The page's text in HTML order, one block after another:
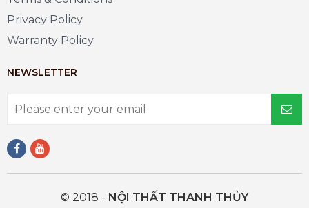
Privacy Policy
Warranty Policy
NEWSLETTER
© 2018 - NỘI THẤT THANH THỦY